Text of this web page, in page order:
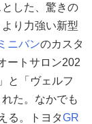
した、驚きの
り力強い新型
ミニバンのカスタ
ートサロン202
と「ヴェルフ
た。なかでも
る。トヨタGR